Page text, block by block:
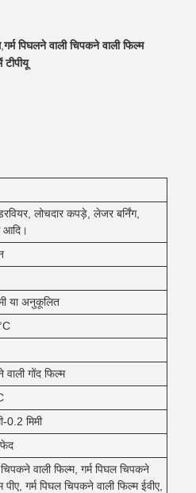
,गर्म पिघलने वाली चिपकने वाली फिल्म
टीपीयू
लोचदार कपड़े, लेजर बर्निंग,
या अनुकूलित
वाली गोंद फिल्म
0.2 मिमी
चिपकने वाली फिल्म, गर्म पिघल चिपकने
पीए, गर्म पिघल चिपकने वाली फिल्म ईवीए,